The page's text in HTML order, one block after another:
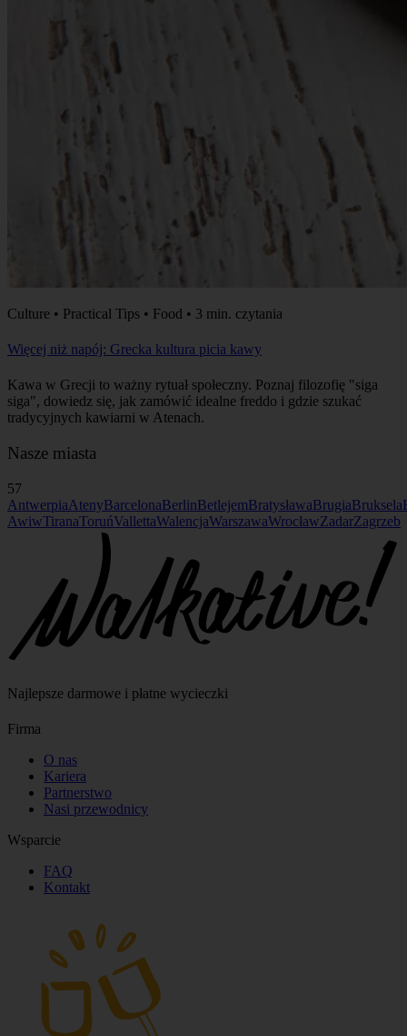
Culture • Practical Tips • Food • 3 min. czytania
Więcej niż napój: Grecka kultura picia kawy
Kawa w Grecji to ważny rytuał społeczny. Poznaj filozofię "siga
siga", dowiedz się, jak zamówić idealne freddo i gdzie szukać
tradycyjnych kawiarni w Atenach.
Nasze miasta
57
AntwerpiaAtenyBarcelonaBerlinBetlejemBratysławaBrugiaBruksela
AwiwTiranaToruńVallettaWalencjaWarszawaWrocławZadarZagrzeb
Najlepsze darmowe i płatne wycieczki
Firma
O nas
Kariera
Partnerstwo
Nasi przewodnicy
Wsparcie
FAQ
Kontakt